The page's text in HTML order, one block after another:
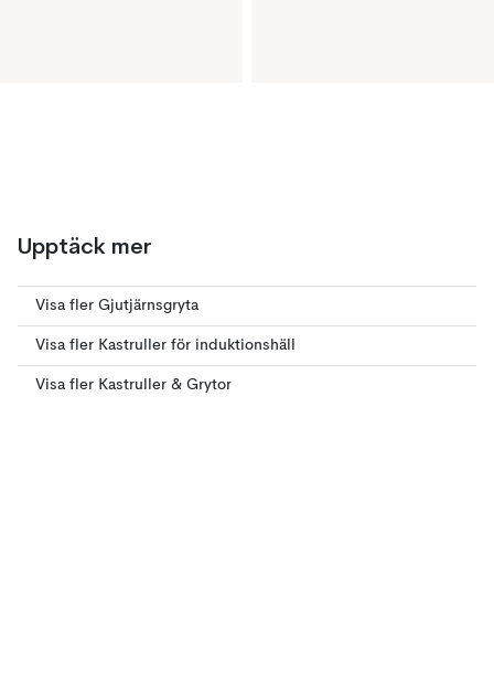
Upptäck mer
Visa fler Gjutjärnsgryta
Visa fler Kastruller för induktionshäll
Visa fler Kastruller & Grytor